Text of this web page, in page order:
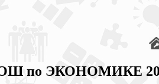
по ЭКОНОМИКЕ